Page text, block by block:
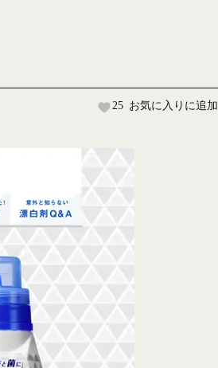
25 お気に入りに追加